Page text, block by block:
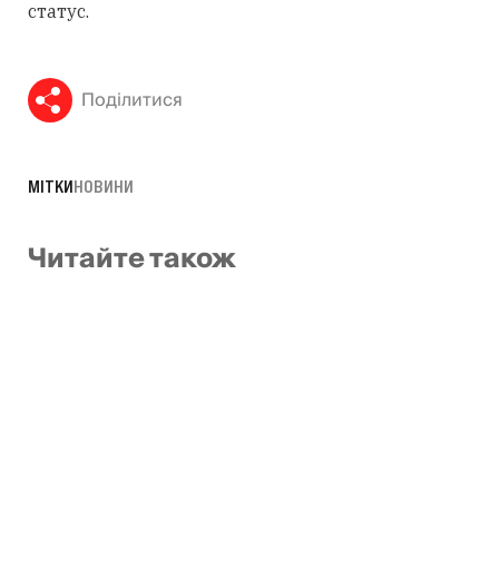
статус.
Поділитися
МІТКИНОВИНИ
Читайте також